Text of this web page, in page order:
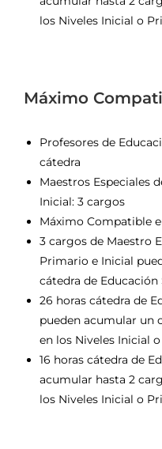
los Niveles Inicial o
Máximo
Profesores de
cátedra
Maestros Especiales
Inicial: 3 cargos
Máximo Compatible
3 cargos de Maestro
Primario e Inicial
cátedra de Educación
26 horas cátedra de
pueden acumular un
en los Niveles Inicial
16 horas cátedra de
acumular hasta 2
los Niveles Inicial o